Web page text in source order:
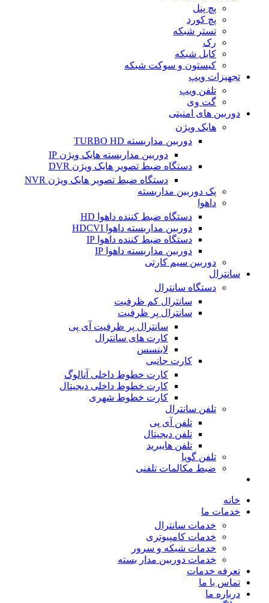
پچ پنل
پچ کورد
تستر شبکه
رک
کابل شبکه
کیستون و سوکت شبکه
تجهیزات ویپ
تلفن ویپ
گت وی
دوربین های امنیتی
هایک ویژن
دوربین مداربسته TURBO HD
دوربین مداربسته هایک ویژن IP
دستگاه ضبط تصویر هایک ویژن DVR
دستگاه ضبط تصویر هایک ویژن NVR
پک دوربین مداربسته
داهوا
دستگاه ضبط کننده داهوا HD
دوربین مداربسته داهوا HDCVI
دستگاه ضبط کننده داهوا IP
دوربین مداربسته داهوا IP
دوربین سیم کارتی
سانترال
دستگاه سانترال
سانترال کم ظرفیت
سانترال پر ظرفیت
سانترال پر ظرفیت آی پی
کارت های سانترال
لاینسس
کارت جانبی
کارت خطوط داخلی آنالوگ
کارت خطوط داخلی دیجیتال
کارت خطوط شهری
تلفن سانترال
تلفن آی پی
تلفن دیجیتال
تلفن هایبرید
تلفن گویا
ضبط مکالمات تلفنی
خانه
خدمات ما
خدمات سانترال
خدمات کامپیوتری
خدمات شبکه و سرور
خدمات دوربین مدار بسته
تعرفه خدمات
تماس با ما
درباره ما